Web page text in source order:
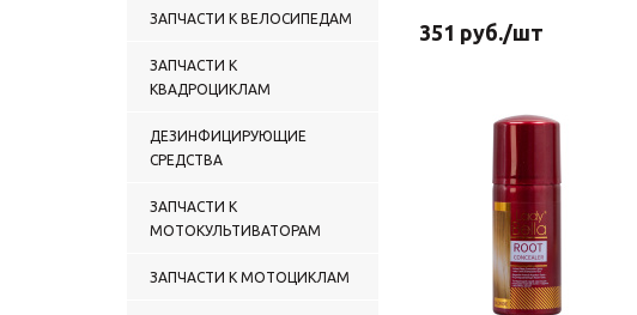
ЗАПЧАСТИ К ВЕЛОСИПЕДАМ
ЗАПЧАСТИ К
КВАДРОЦИКЛАМ
ДЕЗИНФИЦИРУЮЩИЕ
СРЕДСТВА
ЗАПЧАСТИ К
МОТОКУЛЬТИВАТОРАМ
ЗАПЧАСТИ К МОТОЦИКЛАМ
351 руб./шт